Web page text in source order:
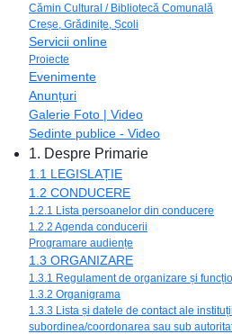
Cămin Cultural / Bibliotecă Comunală
Creșe, Grădinițe, Școli
Servicii online
Proiecte
Evenimente
Anunțuri
Galerie Foto | Video
Sedinte publice - Video
1. Despre Primarie
1.1 LEGISLAȚIE
1.2 CONDUCERE
1.2.1 Lista persoanelor din conducere
1.2.2 Agenda conducerii
Programare audiențe
1.3 ORGANIZARE
1.3.1 Regulament de organizare și
1.3.2 Organigrama
1.3.3 Lista și datele de contact ale
subordinea/coordonarea sau sub